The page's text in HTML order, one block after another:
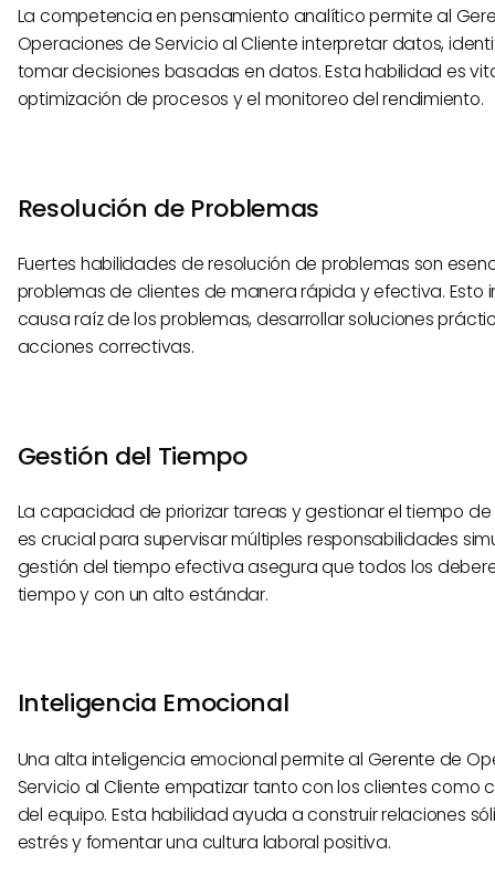
La competencia en pensamiento analítico permite al
Operaciones de Servicio al Cliente interpretar datos,
tomar decisiones basadas en datos. Esta habilidad es
optimización de procesos y el monitoreo del rendimiento.
Resolución de Problemas
Fuertes habilidades de resolución de problemas son
problemas de clientes de manera rápida y efectiva. Esto
causa raíz de los problemas, desarrollar soluciones
acciones correctivas.
Gestión del Tiempo
La capacidad de priorizar tareas y gestionar el tiempo
es crucial para supervisar múltiples responsabilidades
gestión del tiempo efectiva asegura que todos los
tiempo y con un alto estándar.
Inteligencia Emocional
Una alta inteligencia emocional permite al Gerente de
Servicio al Cliente empatizar tanto con los clientes como
del equipo. Esta habilidad ayuda a construir relaciones
estrés y fomentar una cultura laboral positiva.